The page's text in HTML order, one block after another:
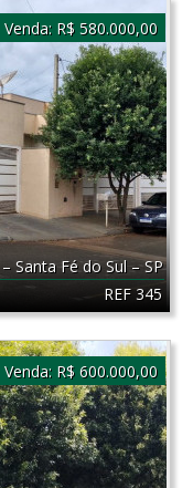
REF 345
– Santa Fé do Sul–SP
Venda: R$ 580.000,00
Venda: R$ 600.000,00